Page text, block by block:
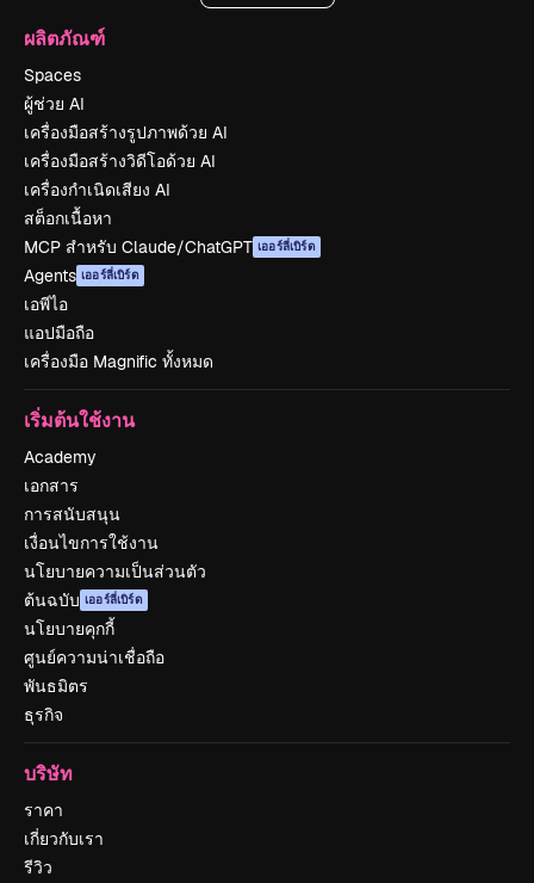
ผลิตภัณฑ์
Spaces
ผู้ช่วย AI
เครื่องมือสร้างรูปภาพด้วย AI
เครื่องมือสร้างวิดีโอด้วย AI
เครื่องกำเนิดเสียง AI
สต็อกเนื้อหา
MCP สำหรับ Claude/ChatGPT เออร์ลี่เบิร์ด
Agents เออร์ลี่เบิร์ด
เอพีไอ
แอปมือถือ
เครื่องมือ Magnific ทั้งหมด
เริ่มต้นใช้งาน
Academy
เอกสาร
การสนับสนุน
เงื่อนไขการใช้งาน
นโยบายความเป็นส่วนตัว
ต้นฉบับ เออร์ลี่เบิร์ด
นโยบายคุกกี้
ศูนย์ความน่าเชื่อถือ
พันธมิตร
ธุรกิจ
บริษัท
ราคา
เกี่ยวกับเรา
รีวิว